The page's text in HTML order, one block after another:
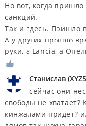
Но вот, когда пришло
санкций.
Так и здесь. Пришло
А у других прошло
руки, а Lancia, а
Станислав (
сейчас они
свободы не
кинжалами придёт?